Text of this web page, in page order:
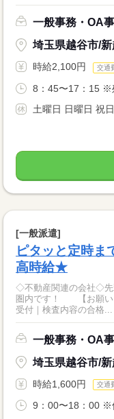
一般事務・OA
埼玉県越谷市/新
時給2,100円 交通
8：45〜17：15 ※
土曜日 日曜日 祝日
[一般派遣]
ピタッと定時
高時給★
◇不動産関連の会社◇先
圏内です！ 【お願い
受付｜検査内容の合格...
一般事務・OA
埼玉県越谷市/新
時給1,600円 交通
9：00〜18：00 ※